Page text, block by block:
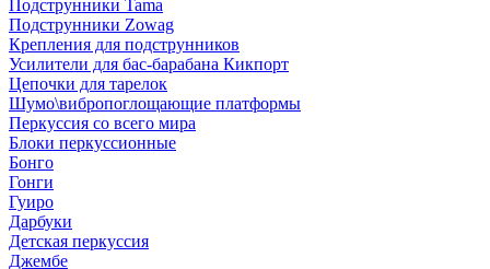
Подструнники Tama
Подструнники Zowag
Крепления для подструнников
Усилители для бас-барабана Кикпорт
Цепочки для тарелок
Шумо\вибропоглощающие платформы
Перкуссия со всего мира
Блоки перкуссионные
Бонго
Гонги
Гуиро
Дарбуки
Детская перкуссия
Джембе